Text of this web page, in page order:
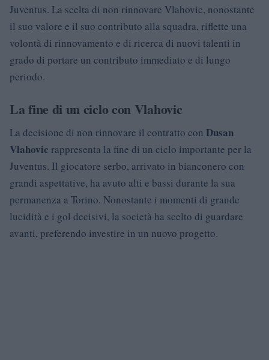
Juventus. La scelta di non rinnovare Vlahovic, nonostante
il suo valore e il suo contributo alla squadra, riflette una
volontà di rinnovamento e di ricerca di nuovi talenti in
grado di portare un contributo immediato e di lungo
periodo.
La fine di un ciclo con Vlahovic
La decisione di non rinnovare il contratto con Dusan
Vlahovic rappresenta la fine di un ciclo importante per la
Juventus. Il giocatore serbo, arrivato in bianconero con
grandi aspettative, ha avuto alti e bassi durante la sua
permanenza a Torino. Nonostante i momenti di grande
lucidità e i gol decisivi, la società ha scelto di guardare
avanti, preferendo investire in un nuovo progetto.